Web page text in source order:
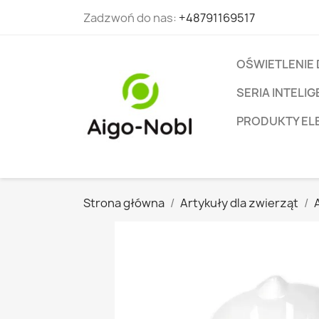
Zadzwoń do nas: +48791169517
OŚWIETLENIE
SERIA
PRODUKTY
Strona główna Artykuły dla zwierząt